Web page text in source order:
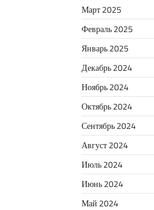
Март 2025
Февраль 2025
Январь 2025
Декабрь 2024
Ноябрь 2024
Октябрь 2024
Сентябрь 2024
Август 2024
Июль 2024
Июнь 2024
Май 2024